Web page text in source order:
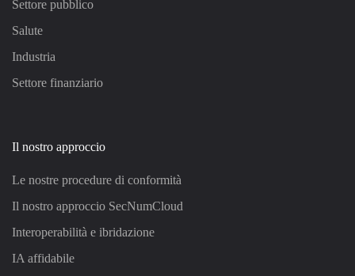
Settore pubblico
Salute
Industria
Settore finanziario
Il nostro approccio
Le nostre procedure di conformità
Il nostro approccio SecNumCloud
Interoperabilità e ibridazione
IA affidabile